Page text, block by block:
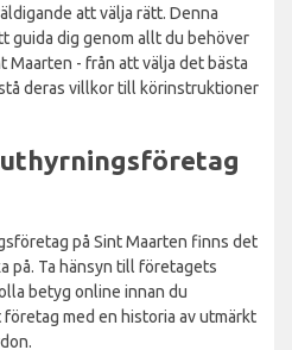
att välja rätt. Denna
guida dig genom allt du behöver
Maarten - från att välja det bästa
deras villkor till körinstruktioner
på Sint Maarten finns det
på. Ta hänsyn till företagets
betyg online innan du
med en historia av utmärkt